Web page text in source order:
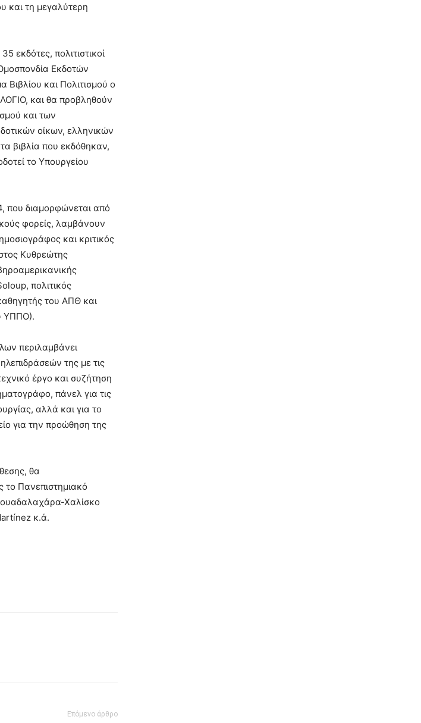
ΤΕΧΝΕΣ
και τη μεγαλύτερη
εκδότες, πολιτιστικοί
Εκδοτών
και Πολιτισμού ο
και θα προβληθούν
και των
οίκων, ελληνικών
βιβλία που εκδόθηκαν,
το Υπουργείου
που διαμορφώνεται από
φορείς, λαμβάνουν
και κριτικός
Κυθρεώτης
πολιτικός
του ΑΠΘ και
ΥΠΠΟ).
περιλαμβάνει
της με τις
έργο και συζήτηση
πάνελ για τις
αλλά και για το
για την προώθηση της
θα
Πανεπιστημιακό
Χαλίσκο
κ.ά.
Επόμενο άρθρο